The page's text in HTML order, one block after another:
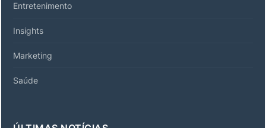
Entretenimento
Insights
Marketing
Saúde